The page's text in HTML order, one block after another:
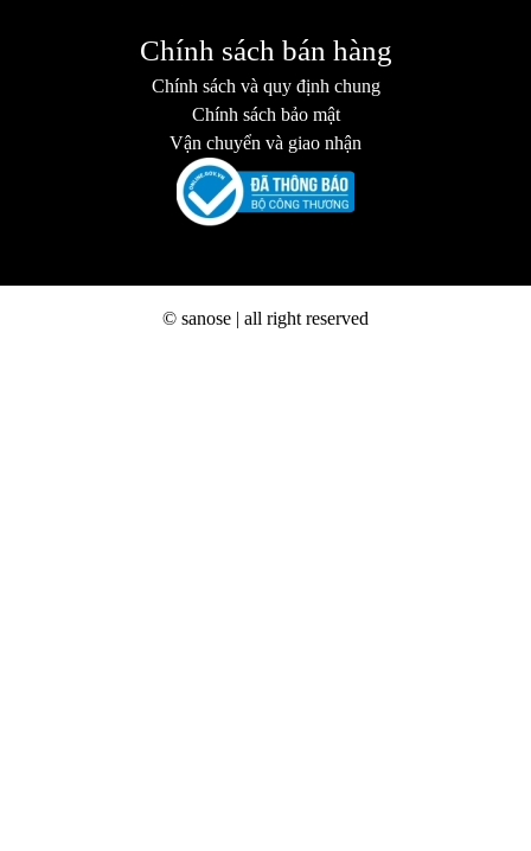
Chính sách bán hàng
Chính sách và quy định chung
Chính sách bảo mật
Vận chuyển và giao nhận
© sanose | all right reserved